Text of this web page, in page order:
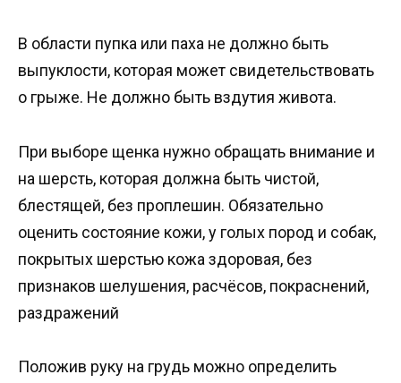
В области пупка или паха не должно быть
выпуклости, которая может свидетельствовать
о грыже. Не должно быть вздутия живота.
При выборе щенка нужно обращать внимание и
на шерсть, которая должна быть чистой,
блестящей, без проплешин. Обязательно
оценить состояние кожи, у голых пород и собак,
покрытых шерстью кожа здоровая, без
признаков шелушения, расчёсов, покраснений,
раздражений
Положив руку на грудь можно определить